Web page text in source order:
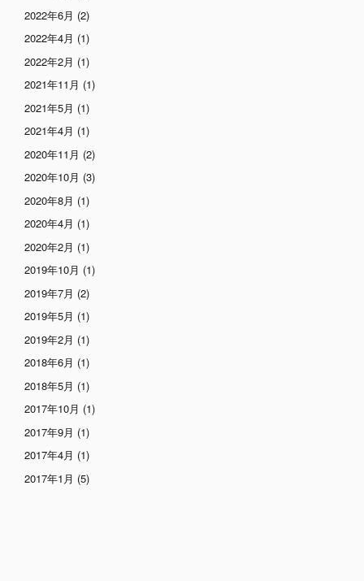
2022年6月 (2)
2022年4月 (1)
2022年2月 (1)
2021年11月 (1)
2021年5月 (1)
2021年4月 (1)
2020年11月 (2)
2020年10月 (3)
2020年8月 (1)
2020年4月 (1)
2020年2月 (1)
2019年10月 (1)
2019年7月 (2)
2019年5月 (1)
2019年2月 (1)
2018年6月 (1)
2018年5月 (1)
2017年10月 (1)
2017年9月 (1)
2017年4月 (1)
2017年1月 (5)